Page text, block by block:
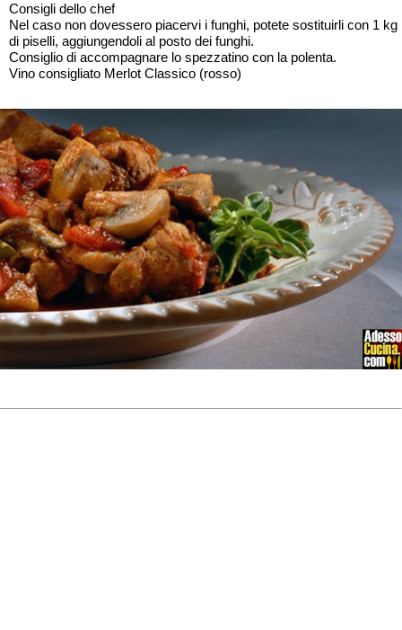
Consigli dello chef
Nel caso non dovessero piacervi i funghi, potete sostituirli con 1 kg
di piselli, aggiungendoli al posto dei funghi.
Consiglio di accompagnare lo spezzatino con la polenta.
Vino consigliato Merlot Classico (rosso)